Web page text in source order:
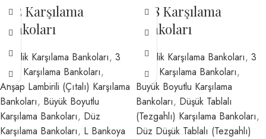
1755 Karşılama
Bankoları
2 Kişilik Karşılama Bankoları, 3
Kişilik Karşılama Bankoları,
Ahşap Lambirili (Çıtalı) Karşılama
Bankoları, Büyük Boyutlu
Karşılama Bankoları, Düz
Karşılama Bankoları, L Bankoya
1818 Karşılama
Bankoları
2 Kişilik Karşılama Bankoları, 3
Kişilik Karşılama Bankoları,
Büyük Boyutlu Karşılama
Bankoları, Düşük Tablalı
(Tezgahlı) Karşılama Bankoları,
Düz Düşük Tablalı (Tezgahlı)